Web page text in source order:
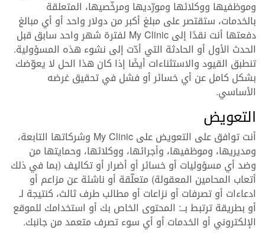
وموظفيها ووكلائها ومورّديها ومرخّصيها، المتعلقة
بالخدمات، ستقتصر على مبلغ أكبر من دولار واحد أو أي مبالغ
دفعتها أنت نقدًا إلى My Clinic لفترة شهر واحد سابق قبل
الحدث الأول أو الحادثة التي أدّت إلى نشوء هذه المسؤولية.
تنطبق القيود والاستثناءات أيضًا إذا كان هذا الحل لا يعوّضك
بشكل كامل عن أي خسائر أو فشل في تحقيق غرضه
الأساسي.
التعويض
أنت توافق على التعويض على My Clinic وشركاتها التابعة،
ومديريها، وموظفيها، وأجرائها، ووكلائها، وحمايتها من
وضد أي مسؤوليات أو خسائر أو أضرار أو تكاليف (بما في ذلك
أتعاب المحامين المعقولة) متعلّقة أو ناشئة عن مزاعم أو
ادعاءات أو تصرفات أو نزاعات أو مطالب طرف ثالث، كنتيجة لـ
أو بطريقة ترتبط بــ: المحتوى الخاص بك أو استخدامك للموقع
الإلكتروني أو الخدمات أو أي سوء تصرف متعمد من جانبك.